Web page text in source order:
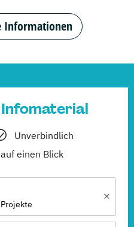
Informationen
Unverbindlich
einen Blick